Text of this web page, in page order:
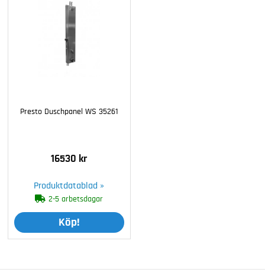
Presto Duschpanel WS 35261
16530 kr
Produktdatablad »
2-5 arbetsdagar
Köp!